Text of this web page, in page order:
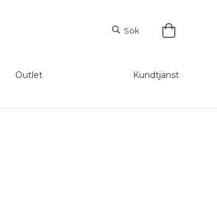
Sök
Outlet
Kundtjänst